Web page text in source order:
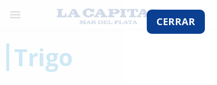
CERRAR
×
Trigo